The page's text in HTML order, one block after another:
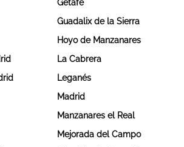
Getafe
Guadalix de la Sierra
Hoyo de Manzanares
La Cabrera
Leganés
Madrid
Manzanares el Real
Mejorada del Campo